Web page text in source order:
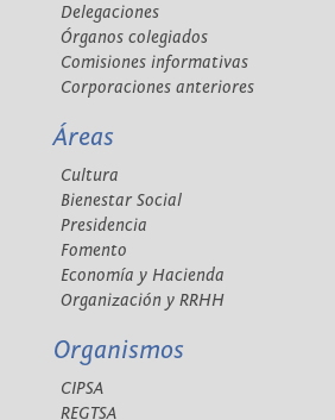
Delegaciones
Órganos colegiados
Comisiones informativas
Corporaciones anteriores
Áreas
Cultura
Bienestar Social
Presidencia
Fomento
Economía y Hacienda
Organización y RRHH
Organismos
CIPSA
REGTSA